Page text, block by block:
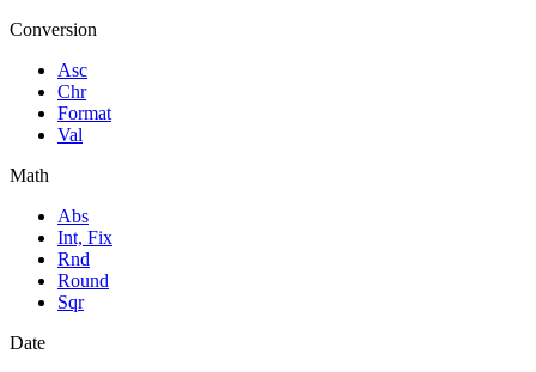
Conversion
Asc
Chr
Format
Val
Math
Abs
Int, Fix
Rnd
Round
Sqr
Date